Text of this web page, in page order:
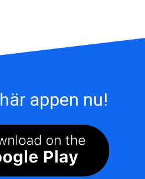
appen nu!